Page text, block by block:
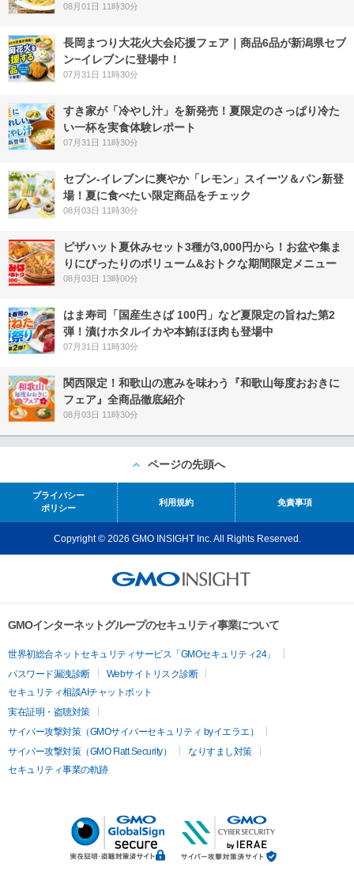
08月01日 11時30分
長岡まつり大花火大会応援フェア｜商品6品が新潟県セブ
ン−イレブンに登場中！
07月31日 11時30分
すき家が「冷やし汁」を新発売！夏限定のさっぱり冷た
い一杯を実食体験レポート
07月31日 11時30分
セブン‐イレブンに爽やか「レモン」スイーツ＆パン新登
場！夏に食べたい限定商品をチェック
08月03日 11時30分
ピザハット夏休みセット3種が3,000円から！お盆や集ま
りにぴったりのボリューム&おトクな期間限定メニュー
08月03日 13時00分
はま寿司「国産生さば 100円」など夏限定の旨ねた第2
弾！漬けホタルイカや本鮪ほほ肉も登場中
07月31日 11時30分
関西限定！和歌山の恵みを味わう『和歌山毎度おおきに
フェア』全商品徹底紹介
08月03日 11時30分
ページの先頭へ
プライバシー
ポリシー
利用規約 免責事項
Copyright © 2026 GMO INSIGHT Inc. All Rights Reserved.
GMOインターネットグループのセキュリティ事業について
世界初総合ネットセキュリティサービス「GMOセキュリティ24」
パスワード漏洩診断
Webサイトリスク診断
セキュリティ相談AIチャットボット
実在証明・盗聴対策
サイバー攻撃対策（GMOサイバーセキュリティ byイエラエ）
サイバー攻撃対策（GMO Flatt Security）
なりすまし対策
セキュリティ事業の軌跡